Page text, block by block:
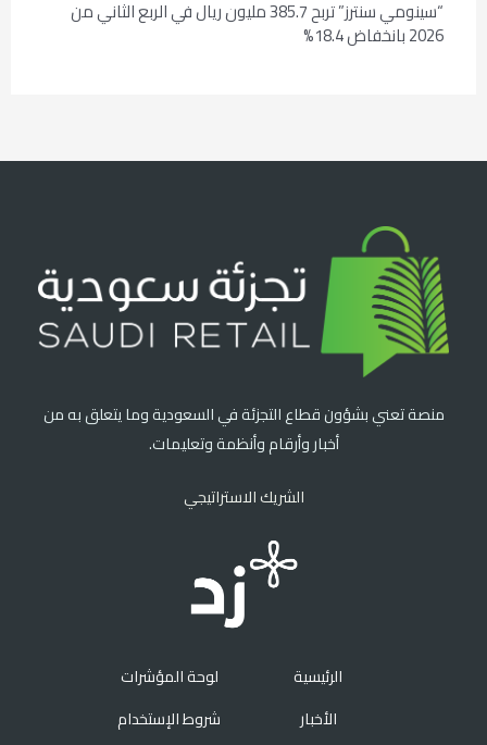
“سينومي سنترز” تربح 385.7 مليون ريال في الربع الثاني من
2026 بانخفاض 18.4%
منصة تعني بشؤون قطاع التجزئة في السعودية وما يتعلق به من
أخبار وأرقام وأنظمة وتعليمات.
الشريك الاستراتيجي
الرئيسية
الأخبار
لوحة المؤشرات
شروط الإستخدام